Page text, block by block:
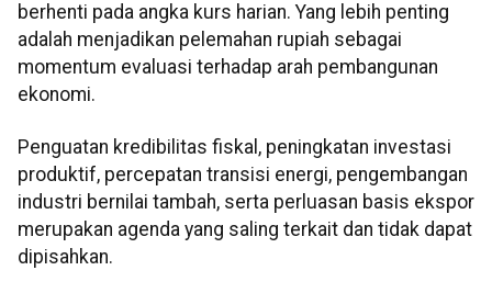
berhenti pada angka kurs harian. Yang lebih penting
adalah menjadikan pelemahan rupiah sebagai
momentum evaluasi terhadap arah pembangunan
ekonomi.
Penguatan kredibilitas fiskal, peningkatan investasi
produktif, percepatan transisi energi, pengembangan
industri bernilai tambah, serta perluasan basis ekspor
merupakan agenda yang saling terkait dan tidak dapat
dipisahkan.